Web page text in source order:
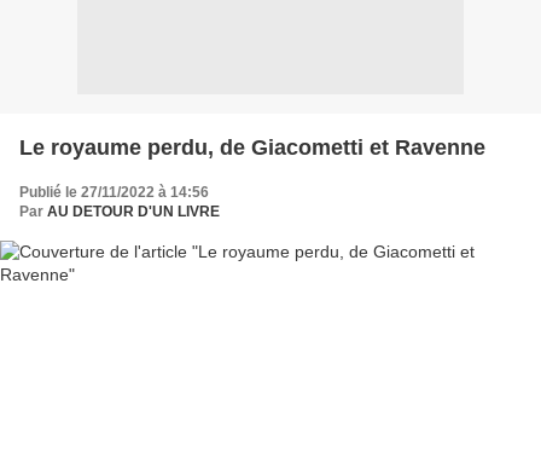
Le royaume perdu, de Giacometti et Ravenne
Publié le 27/11/2022 à 14:56
Par AU DETOUR D'UN LIVRE